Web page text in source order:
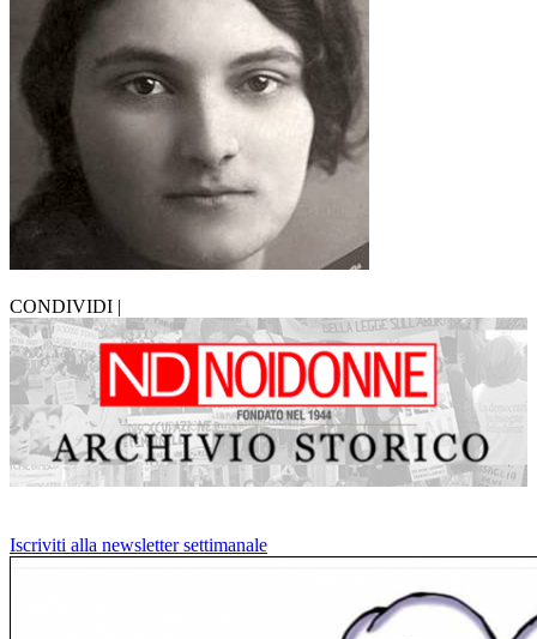
CONDIVIDI |
Iscriviti alla newsletter settimanale